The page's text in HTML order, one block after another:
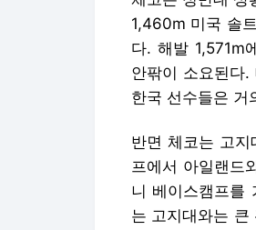
1,460m 미국 솔
다. 해발 1,571m
안팎이 소요된다
한국 선수들은 거
반면 체코는 고
프에서 아일랜드
니 베이스캠프를
는 고지대와는 큰